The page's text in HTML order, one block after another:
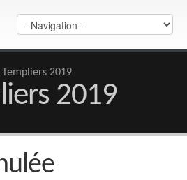
Templiers 2019
2019